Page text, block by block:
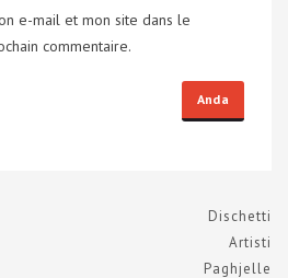
e-mail et mon site dans le
commentaire.
Dischetti
Artisti
Paghjelle